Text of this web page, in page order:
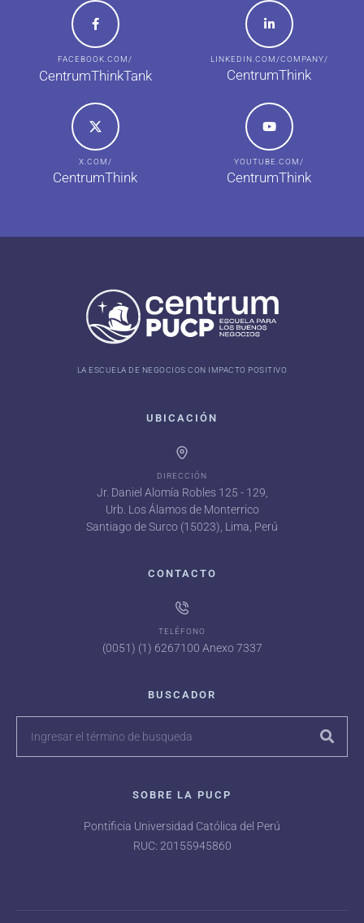
FACEBOOK.COM/
CentrumThinkTank
LINKEDIN.COM/COMPANY/
CentrumThink
X.COM/
CentrumThink
YOUTUBE.COM/
CentrumThink
LA ESCUELA DE NEGOCIOS CON IMPACTO POSITIVO
UBICACIÓN
DIRECCIÓN
Jr. Daniel Alomía Robles 125 - 129,
Urb. Los Álamos de Monterrico
Santiago de Surco (15023), Lima, Perú
CONTACTO
TELÉFONO
(0051) (1) 6267100 Anexo 7337
BUSCADOR
SOBRE LA PUCP
Pontificia Universidad Católica del Perú
RUC: 20155945860